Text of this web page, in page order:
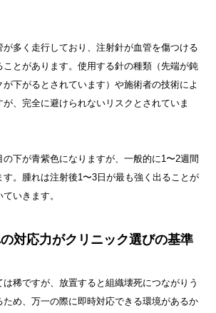
が多く走行しており、注射針が血管を傷つける
ことがあります。使用する針の種類（先端が鈍
下がるとされています）や施術者の技術によ
が、完全に避けられないリスクとされていま
下が青紫色になりますが、一般的に1〜2週間
。腫れは注射後1〜3日が最も強く出ることが
いきます。
対応力がクリニック選びの基準
稀ですが、放置すると組織壊死につながりう
ため、万一の際に即時対応できる環境があるか